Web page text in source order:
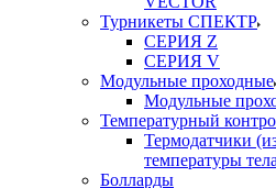
Турникеты СПЕКТР
СЕРИЯ Z
СЕРИЯ V
Модульные проходные
Модульные
Температурный
Термодатчики
температуры
Болларды